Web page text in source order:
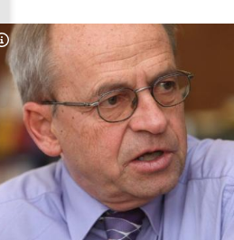
Untermenü
Untermenü
Untermenü
Untermenü
Untermenü
Copyright-Hinweis öffnen/schließen